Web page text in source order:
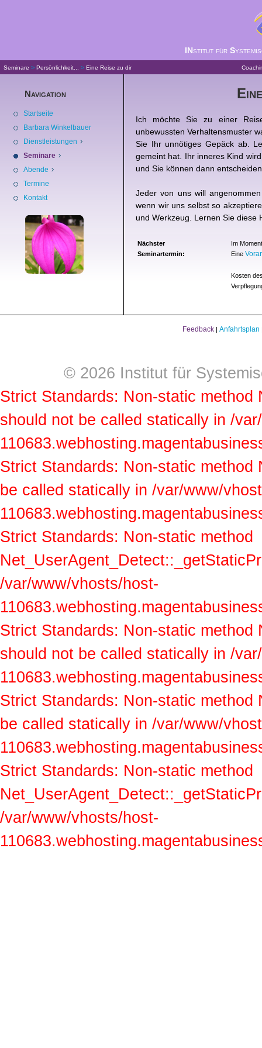
INstitut für S
Seminare > Persönlichkeit... > Eine Reise zu dir
Navigation
Startseite
Barbara Winkelbauer
Dienstleistungen
Seminare
Abende
Termine
Kontakt
Ich möchte Sie zu einer
unbewussten Verhaltensmuster
Sie Ihr unnötiges Gepäck ab.
gemeint hat. Ihr inneres Kind
und Sie können dann
Jeder von uns will
wenn wir uns selbst so
und Werkzeug. Lernen Sie diese
Nächster
Seminartermin:
Im
Eine
Kosten
Feedback | Anfahrtsplan
© 2026 Institut für
Strict Standards: Non-static
should not be called statically in /
Strict Standards: Non-static
be called statically in /var/www/
Strict Standards: Non-static method
/var/www/vhosts/host-
Strict Standards: Non-static
should not be called statically in /
Strict Standards: Non-static
be called statically in /var/www/
Strict Standards: Non-static method
/var/www/vhosts/host-